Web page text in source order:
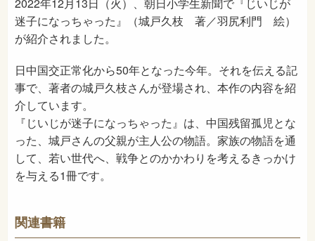
2022年12月13日（火）、朝日小学生新聞で『じいじが
迷子になっちゃった』（城戸久枝 著／羽尻利門 絵）
が紹介されました。
日中国交正常化から50年となった今年。それを伝える記
事で、著者の城戸久枝さんが登場され、本作の内容を紹
介しています。
『じいじが迷子になっちゃった』は、中国残留孤児とな
った、城戸さんの父親が主人公の物語。家族の物語を通
して、若い世代へ、戦争とのかかわりを考えるきっかけ
を与える1冊です。
関連書籍